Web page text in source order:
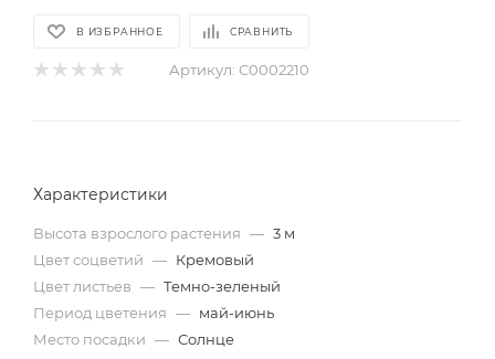
В ИЗБРАННОЕ СРАВНИТЬ
Артикул: С0002210
Характеристики
Высота взрослого растения — 3 м
Цвет соцветий — Кремовый
Цвет листьев — Темно-зеленый
Период цветения — май-июнь
Место посадки — Солнце